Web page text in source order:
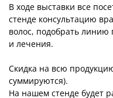
В ходе выставки все
стенде консультацию
волос, подобрать линию
и лечения.
Скидка на всю
суммируются).
На нашем стенде будет